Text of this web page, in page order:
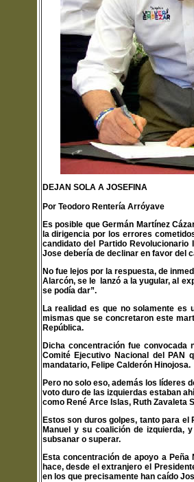
DEJAN SOLA A JOSEFINA
Por Teodoro Rentería Arróyave
Es posible que Germán Martínez
la dirigencia por los errores
candidato del Partido Revolucionario
Jose debería de declinar en favor del
No fue lejos por la respuesta, de
Alarcón, se le lanzó a la yugular, al
se podía dar”.
La realidad es que no solamente es
mismas que se concretaron este
República.
Dicha concentración fue
Comité Ejecutivo Nacional del PAN
mandatario, Felipe Calderón Hinojosa.
Pero no solo eso, además los líderes
voto duro de las izquierdas estaban
como René Arce Islas, Ruth Zavaleta
Estos son duros golpes, tanto para
Manuel y su coalición de izquierda,
subsanar o superar.
Esta concentración de apoyo a
hace, desde el extranjero el
en los que precisamente han caído